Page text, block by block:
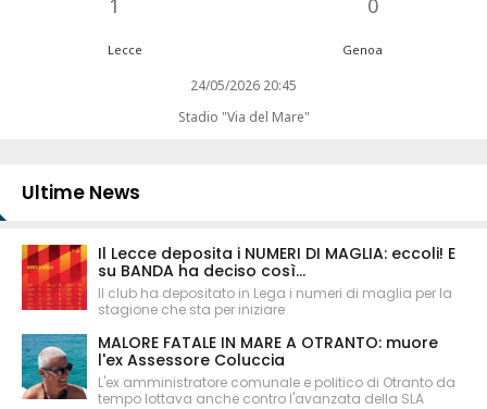
Lecce Genoa
24/05/2026 20:45
Stadio "Via del Mare"
Ultime News
Il Lecce deposita i NUMERI DI MAGLIA: eccoli! E
su BANDA ha deciso così...
Il club ha depositato in Lega i numeri di maglia per la
stagione che sta per iniziare
MALORE FATALE IN MARE A OTRANTO: muore
l'ex Assessore Coluccia
L'ex amministratore comunale e politico di Otranto da
tempo lottava anche contro l'avanzata della SLA